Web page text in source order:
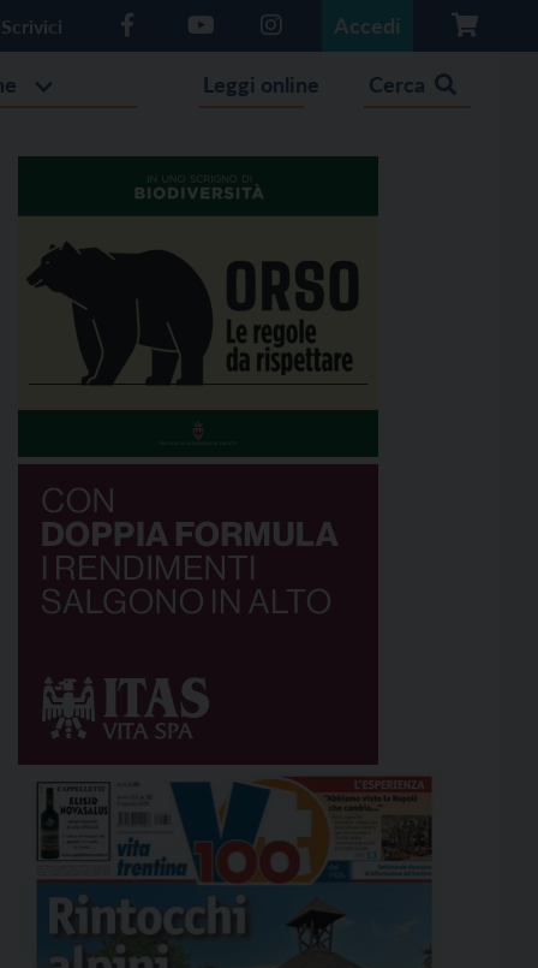
Scrivici Accedi
Leggi online Cerca